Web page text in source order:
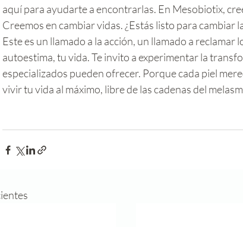
aquí para ayudarte a encontrarlas. En Mesobiotix,
Creemos en cambiar vidas. ¿Estás listo para cambiar
Este es un llamado a la acción, un llamado a
autoestima, tu vida. Te invito a experimentar la
especializados pueden ofrecer. Porque cada piel
vivir tu vida al máximo, libre de las cadenas del